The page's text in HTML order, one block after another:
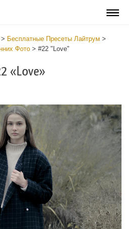
> Бесплатные Пресеты Лайтрум >
Фото > #22 "Love"
«Love»